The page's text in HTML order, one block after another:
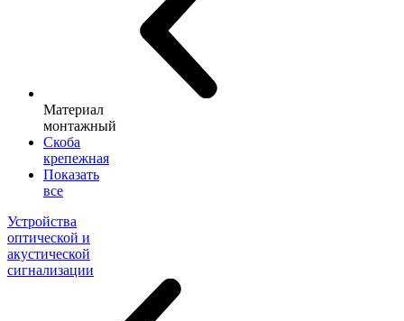
Материал
монтажный
Скоба
крепежная
Показать
все
Устройства
оптической и
акустической
сигнализации